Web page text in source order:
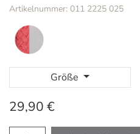
Artikelnummer: 011 2225 025
Größe
29,90 €